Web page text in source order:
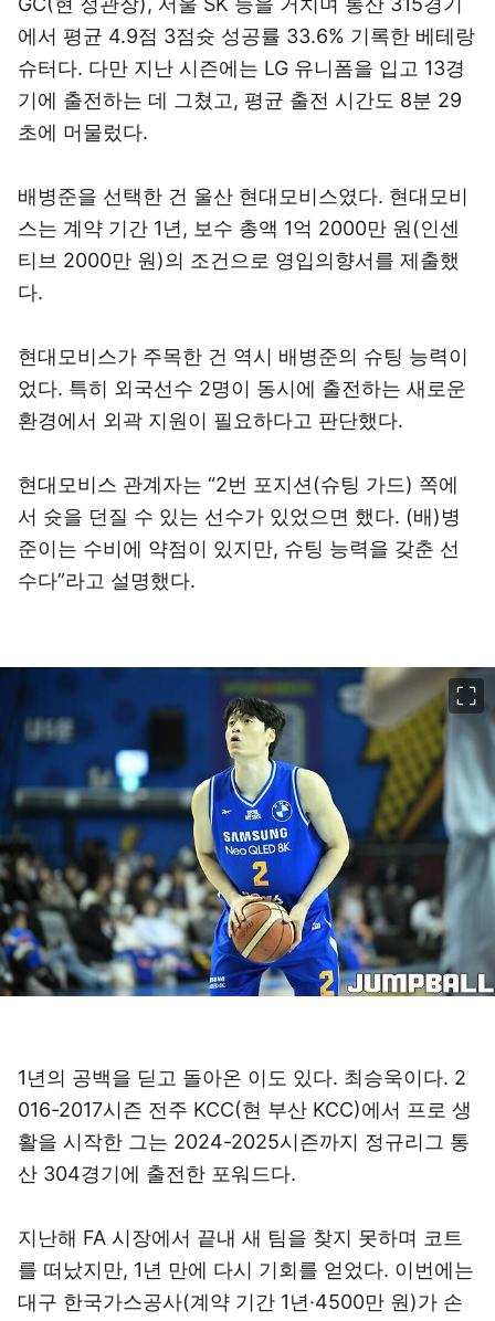
에서 평균 4.9점 3점슛 성공률 33.6% 기록한 베테랑
슈터다. 다만 지난 시즌에는 LG 유니폼을 입고 13경
기에 출전하는 데 그쳤고, 평균 출전 시간도 8분 29
초에 머물렀다.
배병준을 선택한 건 울산 현대모비스였다. 현대모비
스는 계약 기간 1년, 보수 총액 1억 2000만 원(인센
티브 2000만 원)의 조건으로 영입의향서를 제출했
다.
현대모비스가 주목한 건 역시 배병준의 슈팅 능력이
었다. 특히 외국선수 2명이 동시에 출전하는 새로운
환경에서 외곽 지원이 필요하다고 판단했다.
현대모비스 관계자는 “2번 포지션(슈팅 가드) 쪽에
서 슛을 던질 수 있는 선수가 있었으면 했다. (배)병
준이는 수비에 약점이 있지만, 슈팅 능력을 갖춘 선
수다”라고 설명했다.
1년의 공백을 딛고 돌아온 이도 있다. 최승욱이다. 2
016-2017시즌 전주 KCC(현 부산 KCC)에서 프로 생
활을 시작한 그는 2024-2025시즌까지 정규리그 통
산 304경기에 출전한 포워드다.
지난해 FA 시장에서 끝내 새 팀을 찾지 못하며 코트
를 떠났지만, 1년 만에 다시 기회를 얻었다. 이번에는
대구 한국가스공사(계약 기간 1년·4500만 원)가 손